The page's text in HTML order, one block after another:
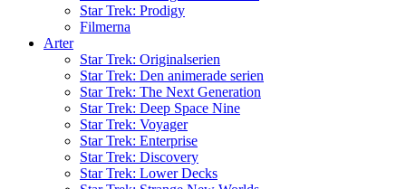
Star Trek: Prodigy
Filmerna
Arter
Star Trek: Originalserien
Star Trek: Den animerade serien
Star Trek: The Next Generation
Star Trek: Deep Space Nine
Star Trek: Voyager
Star Trek: Enterprise
Star Trek: Discovery
Star Trek: Lower Decks